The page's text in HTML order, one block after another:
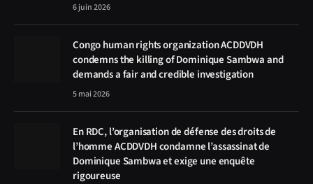
6 juin 2026
Congo human rights organization ACDDVDH
condemns the killing of Dominique Sambwa and
demands a fair and credible investigation
5 mai 2026
En RDC, l’organisation de défense des droits de
l’homme ACDDVDH condamne l’assassinat de
Dominique Sambwa et exige une enquête
rigoureuse